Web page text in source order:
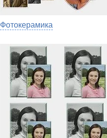
Фотокерамика